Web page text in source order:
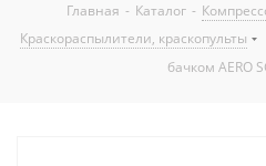
Главная - Каталог -
Краскораспылители, краскопульты
бачком AERO